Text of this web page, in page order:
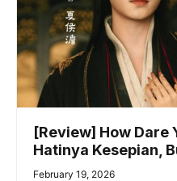
[Review] How Dare
Hatinya Kesepian,
February 19, 2026